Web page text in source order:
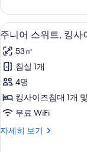
기
기
1
개
및
소
파
베
드
(Saint
Clair)
사
이
즈
침
대
개
및
소
파
베
드
주
니
어
스
위
트,
사
8
주니어 스위트, 킹사
53㎡
침실 1개
4명
킹사이즈침대 1개
무료 WiFi
자세히 보기
주